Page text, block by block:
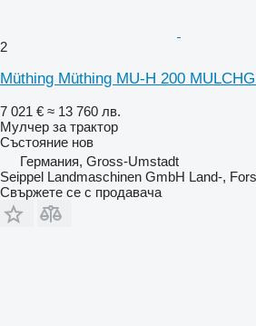
2
Müthing Müthing MU-H 200
7 021 € ≈ 13 760 лв.
Мулчер за трактор
Състояние нов
Германия, Gross-Umstadt
Seippel Landmaschinen GmbH Land-,
Свържете се с продавача